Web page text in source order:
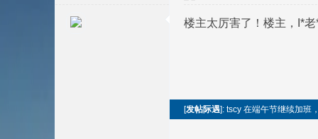
楼主太厉害了！楼主，I*
[发帖际遇]: tscy 在端午节继续加班